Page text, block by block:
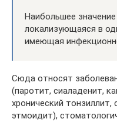
Наибольшее
локализующаяся в
имеющая
Сюда относят
(паротит, сиаладенит,
хронический
этмоидит),